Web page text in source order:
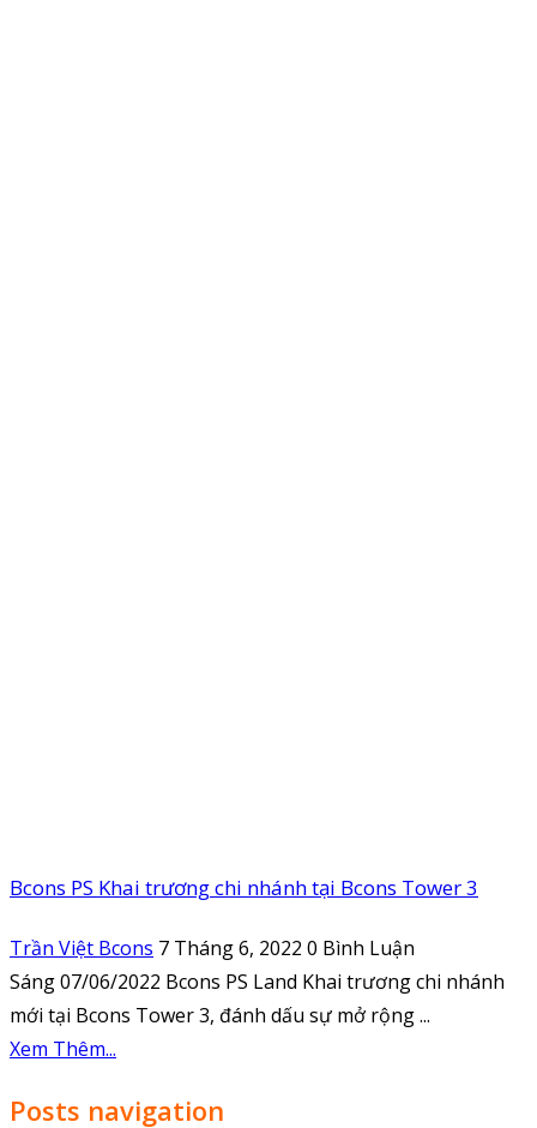
Bcons PS Khai trương chi nhánh tại Bcons Tower 3
Trần Việt Bcons 7 Tháng 6, 2022 0 Bình Luận
Sáng 07/06/2022 Bcons PS Land Khai trương chi nhánh
mới tại Bcons Tower 3, đánh dấu sự mở rộng ...
Xem Thêm...
Posts navigation